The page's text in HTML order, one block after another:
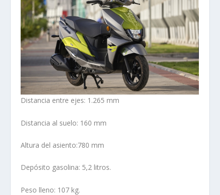
Distancia entre ejes: 1.265 mm
Distancia al suelo: 160 mm
Altura del asiento:780 mm
Depósito gasolina: 5,2 litros.
Peso lleno: 107 kg.